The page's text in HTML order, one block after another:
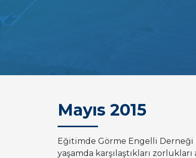
Mayıs 2015
Eğitimde Görme Engelli
yaşamda karşılaştıkları